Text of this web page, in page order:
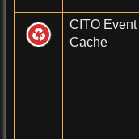
CITO Event
Cache